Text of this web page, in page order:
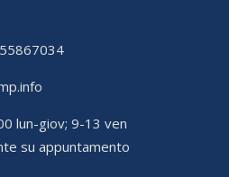
lun-giov; 9-13 ven
su appuntamento